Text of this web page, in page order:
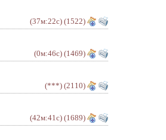
(37м:22с) (1522)
(0м:46с) (1469)
(***) (2110)
(42м:41с) (1689)